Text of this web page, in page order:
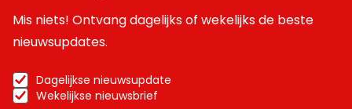
Mis niets! Ontvang dagelijks of wekelijks de beste
nieuwsupdates.
Dagelijkse nieuwsupdate
Wekelijkse nieuwsbrief